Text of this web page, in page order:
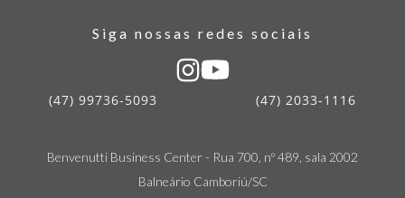
Siga nossas redes sociais
(47) 99736-5093 (47) 2033-1116
Benvenutti Business Center - Rua 700, nº 489, sala 2002
Balneário Camboriú/SC